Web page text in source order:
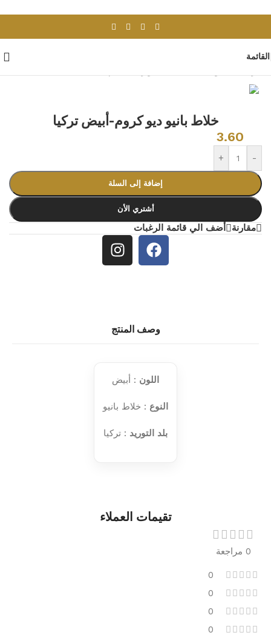
القائمة
خلاط بانيو ديو كروم-أبيض تركيا
3.60
-
+
إضافة إلى السلة
أشتري الأن
مقارنة أضف الي قائمة الرغبات
وصف المنتج
اللون : أبيض
النوع : خلاط بانيو
بلد التوريد : تركيا
تقيمات العملاء
0 مراجعة
0
0
0
0